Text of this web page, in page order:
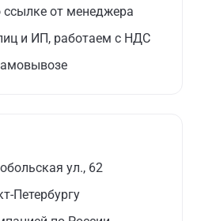
ссылке от менеджера
и ИП, работаем с НДС
ул., 62
Петербургу